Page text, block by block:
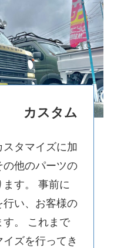
カスタム
タマイズに加
の他のパーツの
す。 事前に
行い、お客様の
す。 これまで
ズを行ってき